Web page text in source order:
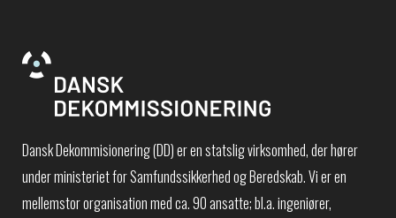
Dansk Dekommisionering (DD) er en statslig virksomhed, der hører
under ministeriet for Samfundssikkerhed og Beredskab. Vi er en
mellemstor organisation med ca. 90 ansatte; bl.a. ingeniører,